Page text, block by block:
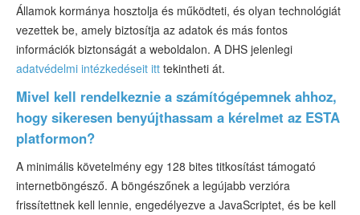
Államok kormánya hosztolja és működteti, és olyan technológiát
vezettek be, amely biztosítja az adatok és más fontos
információk biztonságát a weboldalon. A DHS jelenlegi
adatvédelmi intézkedéseit itt tekintheti át.
Mivel kell rendelkeznie a számítógépemnek ahhoz,
hogy sikeresen benyújthassam a kérelmet az ESTA
platformon?
A minimális követelmény egy 128 bites titkosítást támogató
internetböngésző. A böngészőnek a legújabb verzióra
frissítettnek kell lennie, engedélyezve a JavaScriptet, és be kell